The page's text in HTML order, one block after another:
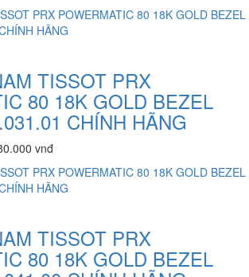
TISSOT PRX
80 18K GOLD BEZEL
CHÍNH HÃNG
vnđ
TISSOT PRX
80 18K GOLD BEZEL